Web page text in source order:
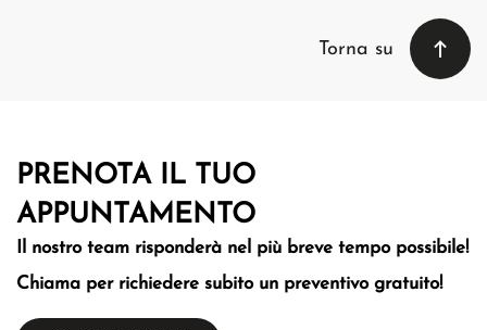
Torna su
PRENOTA IL TUO
APPUNTAMENTO
Il nostro team risponderà nel più breve tempopossibile!
Chiama per richiedere subito un preventivo gratuito!